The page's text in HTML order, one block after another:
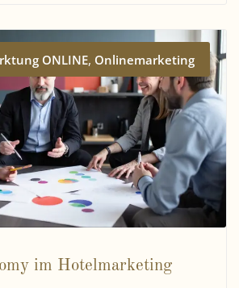
ONLINE, Onlinemarketing
im Hotelmarketing